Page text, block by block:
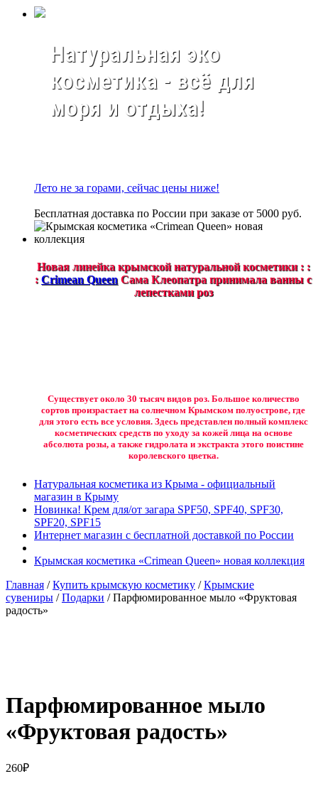
Натуральная эко
косметика - всё для
моря и отдыха!
Лето не за горами, сейчас цены ниже!
Бесплатная доставка по России при заказе от 5000 руб.
Новая линейка крымской натуральной косметики : :
: Crimean Queen Сама Клеопатра принимала ванны с
лепестками роз
Существует около 30 тысяч видов роз. Большое количество
сортов произрастает на солнечном Крымском полуострове, где
для этого есть все условия. Здесь представлен полный комплекс
косметических средств по уходу за кожей лица на основе
абсолюта розы, а также гидролата и экстракта этого поистине
королевского цветка.
Натуральная косметика из Крыма - официальный
магазин в Крыму
Новинка! Крем для/от загара SPF50, SPF40, SPF30,
SPF20, SPF15
Интернет магазин с бесплатной доставкой по России
Крымская косметика «Crimean Queen» новая коллекция
Главная /Купить крымскую косметику /Крымские
сувениры /Подарки / Парфюмированное мыло «Фруктовая
радость»
Парфюмированное мыло
«Фруктовая радость»
260₽